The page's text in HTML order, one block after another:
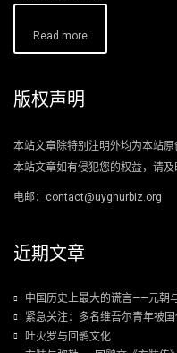
Read more
版权声明
本站文章除特别注明外均为本站
本站文章如有侵犯您的权益，请及
电邮：contact@uyghurbiz.org
近期文章
中国历史上最大的谎言——元朝
紧急关注：多名维吾尔青年被
吐火罗与回鹘文化